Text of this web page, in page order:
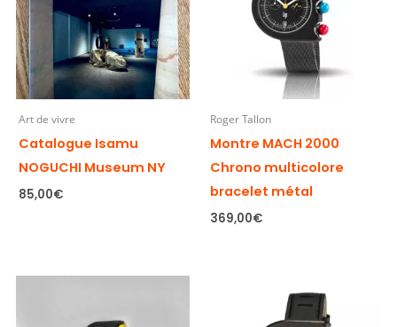
Art de vivre
Catalogue Isamu
NOGUCHI Museum NY
85,00€
Roger Tallon
Montre MACH 2000
Chrono multicolore
bracelet métal
369,00€